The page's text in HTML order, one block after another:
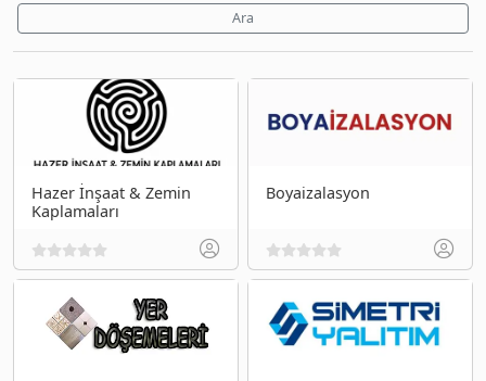
Ara
Hazer İnşaat & Zemin
Kaplamaları
Boyaizalasyon